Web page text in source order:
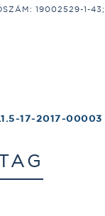
19002529-1-43;
17-2017-00003